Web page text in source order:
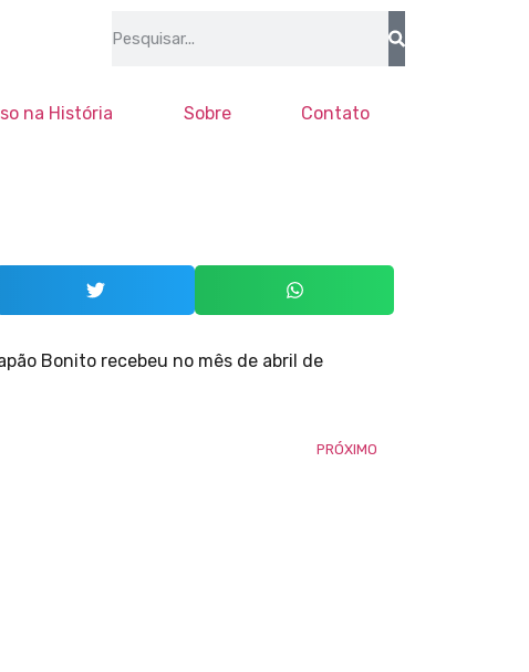
na História Sobre Contato
Bonito recebeu no mês de abril de
PRÓXIMO